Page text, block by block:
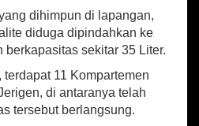
dihimpun di lapangan,
diduga dipindahkan ke
sekitar 35 Liter.
11 Kompartemen
di antaranya telah
tersebut berlangsung.